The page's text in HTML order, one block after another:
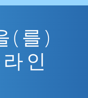
(를)
인